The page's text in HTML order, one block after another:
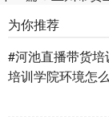
为你推荐
#河池直播带货
培训学院环境怎